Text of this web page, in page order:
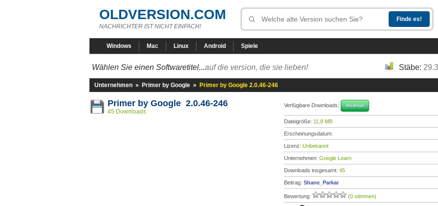
OLDVERSION.COM
NACHRICHTER IST NICHT EINFACH!
Windows Mac Linux Android Spiele
Wählen Sie einen Softwaretitel...auf die version, die sie lieben! Stäbe:
Unternehmen » Primer by Google » Primer by Google 2.0.46-246
Primer by Google 2.0.46-246
45 Downloads
Verfügbare Downloads: Android
Dateigröße: 11,8 MB
Erscheinungsdatum:
Lizenz: Unbekannt
Unternehmen: Google Learn
Downloads insgesamt: 45
Beitrag: Shane_Parkar
Bewertung: (0 stimmen)